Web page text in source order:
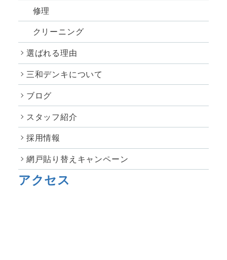
修理
クリーニング
選ばれる理由
三和デンキについて
ブログ
スタッフ紹介
採用情報
網戸貼り替えキャンペーン
アクセス